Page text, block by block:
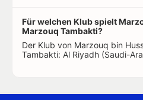
Für welchen Klub spielt
Marzouq Tambakti?
Der Klub von Marzouq bin
Tambakti: Al Riyadh (Saudi-